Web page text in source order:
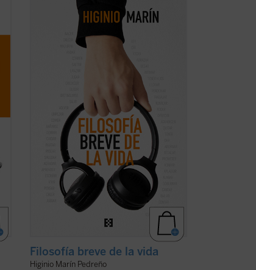
Cantar y bailar; agradecer; honrar;
pasear; dormir; comer; ofrecer; hablar;
tontear; leer y escribir; recordar; volver;
tocar, abrazar y besar; pensar... Nacer y
morir son los cabos de este recorrido por
los verbos y sus honduras en los que la ...
Filosofía breve de la vida
Higinio Marín Pedreño